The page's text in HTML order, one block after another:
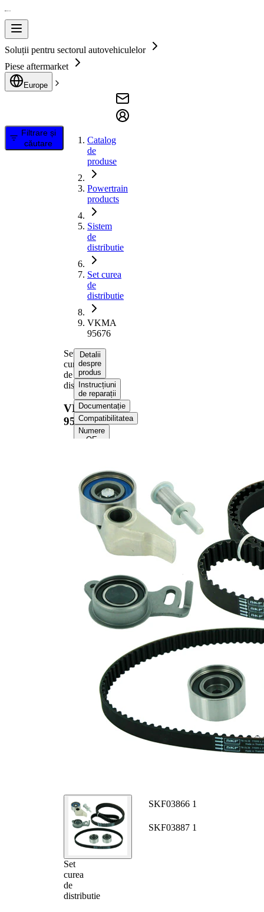
Soluții pentru sectorul autovehiculelor
Piese aftermarket
Europe
Filtrare și
căutare
Catalog
de
produse
Powertrain
products
Sistem
de
distributie
Set curea
de
distributie
VKMA
95676
Set
curea
de
distributie
VKMA
95676
Set
curea
de
distributie
Detalii
despre
produs
Instrucțiuni
de reparații
Documentație
Compatibilitatea
Numere
OE
Informații despre
produs
Proprietate Valoare
Culoare
negru
Numar dinti
99
Numar dinti
154
Latime 2
25 mm
Curea
cu profil
dintat
rotunjit
Listă de piese de schimb
Număr
articol
Cantitate
intinzator,curea
distributie
1
intinzator,curea
distributie
ghidare/conducere,
85156
Curea de
distributie
SKF03866 1
Curea de
distributie
SKF03887 1